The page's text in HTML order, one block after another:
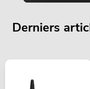
Derniers